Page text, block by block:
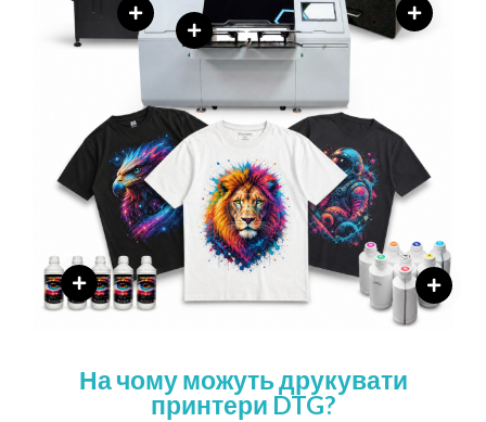
На чому можуть друкувати
принтери DTG?